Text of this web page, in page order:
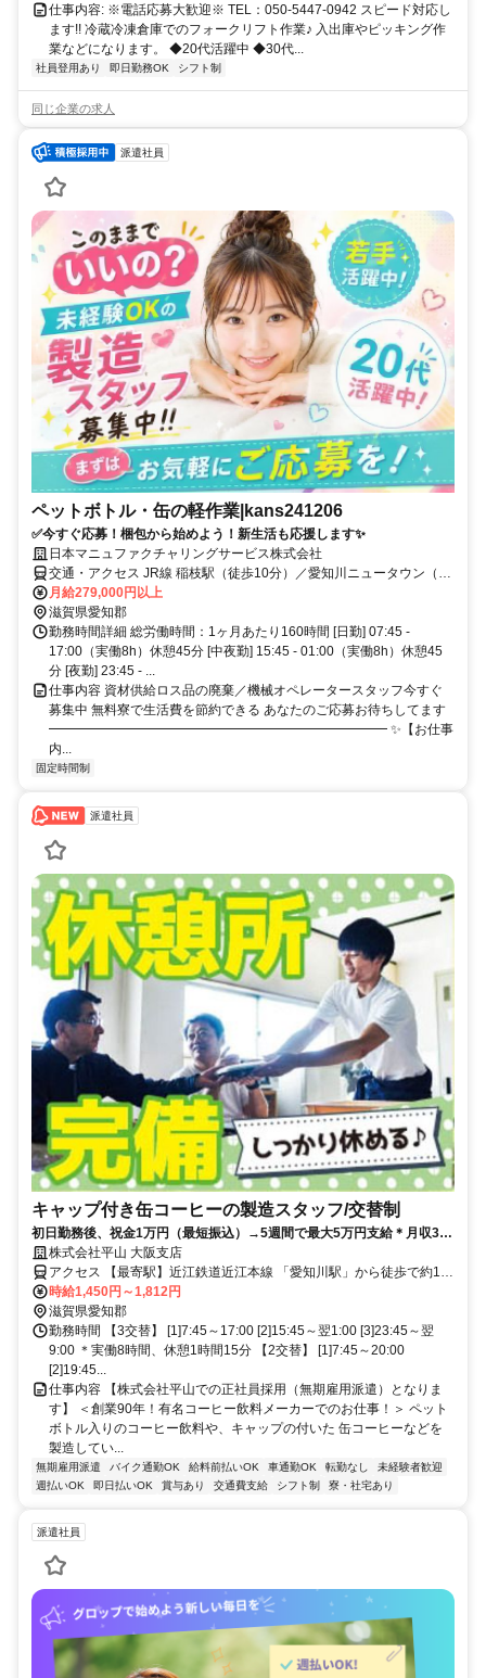
仕事内容: ※電話応募大歓迎※ TEL：050-5447-0942 スピード対応し
ます!! 冷蔵冷凍倉庫でのフォークリフト作業♪ 入出庫やピッキング作
業などになります。 ◆20代活躍中 ◆30代...
社員登用あり 即日勤務OK シフト制
同じ企業の求人
派遣社員
ペットボトル・缶の軽作業|kans241206
✅今すぐ応募！梱包から始めよう！新生活も応援します✨
日本マニュファクチャリングサービス株式会社
交通・アクセス JR線 稲枝駅（徒歩10分）／愛知川ニュータウン（バ
ス）
月給279,000円以上
滋賀県愛知郡
勤務時間詳細 総労働時間：1ヶ月あたり160時間 [日勤] 07:45 -
17:00（実働8h）休憩45分 [中夜勤] 15:45 - 01:00（実働8h）休憩45
分 [夜勤] 23:45 - ...
仕事内容 資材供給ロス品の廃棄／機械オペレータースタッフ今すぐ
募集中 無料寮で生活費を節約できる あなたのご応募お待ちしてます
━━━━━━━━━━━━━━━━━━━━━━━━━━ ✨【お仕事
内...
固定時間制
派遣社員
キャップ付き缶コーヒーの製造スタッフ/交替制
初日勤務後、祝金1万円（最短振込）→5週間で最大5万円支給＊月収32
万円以上可能！＊1食100円で買える冷食やォーターサーバーなどあり＊
住み込みもOK！完全個室の寮完備
株式会社平山 大阪支店
アクセス 【最寄駅】近江鉄道近江本線 「愛知川駅」から徒歩で約14
分 【最寄IC】八日市IC ＊自転車、バイク、マイカー通勤OK！ （敷地
内に無料駐車場あり）
時給1,450円～1,812円
滋賀県愛知郡
勤務時間 【3交替】 [1]7:45～17:00 [2]15:45～翌1:00 [3]23:45～翌
9:00 ＊実働8時間、休憩1時間15分 【2交替】 [1]7:45～20:00
[2]19:45...
仕事内容 【株式会社平山での正社員採用（無期雇用派遣）となりま
す】 ＜創業90年！有名コーヒー飲料メーカーでのお仕事！＞ ペット
ボトル入りのコーヒー飲料や、キャップの付いた 缶コーヒーなどを
製造してい...
無期雇用派遣 バイク通勤OK 給料前払いOK 車通勤OK 転勤なし
未経験者歓迎
週払いOK
即日払いOK 賞与あり 交通費支給 シフト制 寮・社宅あり
派遣社員